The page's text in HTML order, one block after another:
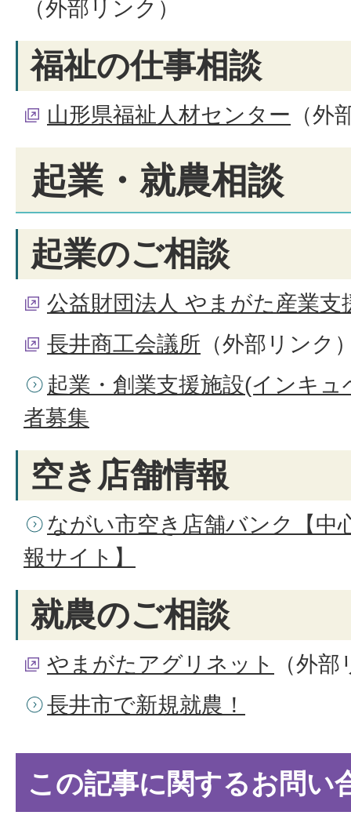
（外部リンク）
福祉の仕事相談
山形県福祉人材センター （外
起業・就農相談
起業のご相談
公益財団法人 やまがた産業支
長井商工会議所 （外部リンク
起業・創業支援施設(インキ
者募集
空き店舗情報
ながい市空き店舗バンク【中
報サイト】
就農のご相談
やまがたアグリネット
（外
長井市で新規就農！
この記事に関するお問い